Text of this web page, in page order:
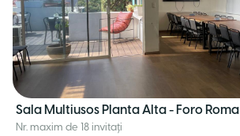
Sala Multiusos Planta Alta - Foro Roma
Nr. maxim de 18 invitați